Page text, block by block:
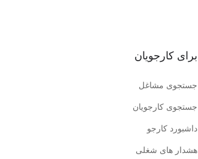
برای کارجویان
جستجوی مشاغل
جستجوی کارجویان
داشبورد کارجو
هشدار های شغلی